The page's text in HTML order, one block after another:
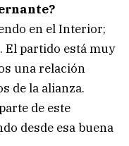
en el Interior;
El partido está muy
una relación
de la alianza.
de este
desde esa buena